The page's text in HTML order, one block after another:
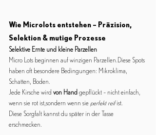
Wie Microlots entstehen – Präzision,
Selektion & mutige Prozesse
Selektive Ernte und kleine Parzellen
Micro Lots beginnen auf winzigen Parzellen.Diese Spots
haben oft besondere Bedingungen: Mikroklima,
Schatten, Boden.
Jede Kirsche wird von Hand gepflückt – nicht einfach,
wenn sie rot ist,sondern wenn sie perfekt reif ist.
Diese Sorgfalt kannst du später in der Tasse
erschmecken.